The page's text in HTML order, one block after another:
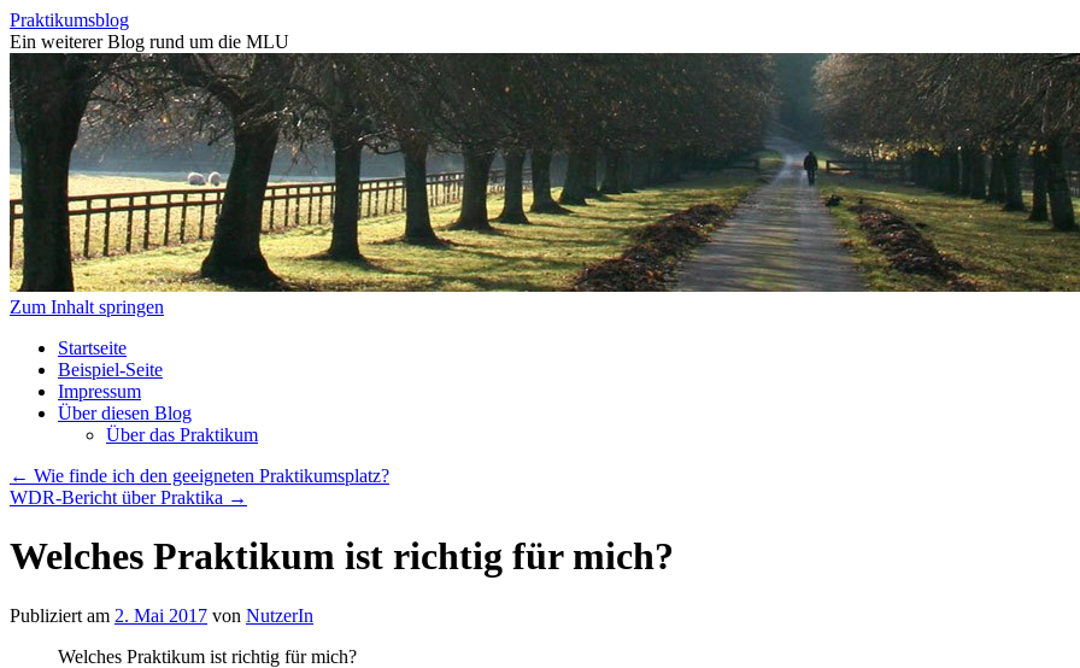
Praktikumsblog
Ein weiterer Blog rund um die MLU
Zum Inhalt springen
Startseite
Beispiel-Seite
Impressum
Über diesen Blog
Über das Praktikum
← Wie finde ich den geeigneten Praktikumsplatz?
WDR-Bericht über Praktika →
Welches Praktikum ist richtig für mich?
Publiziert am 2. Mai 2017 von NutzerIn
Welches Praktikum ist richtig für mich?